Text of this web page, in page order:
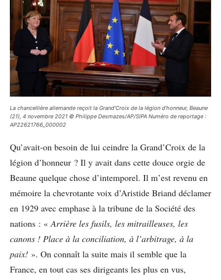
La chancellière allemande reçoit la Grand’Croix de la légion d’honneur, Beaune
(21), 4 novembre 2021 © Philippe Desmazes/AP/SIPA Numéro de reportage :
AP22621766_000002
Qu’avait-on besoin de lui ceindre la Grand’Croix de la
légion d’honneur ? Il y avait dans cette douce orgie de
Beaune quelque chose d’intemporel. Il m’est revenu en
mémoire la chevrotante voix d’Aristide Briand déclamer
en 1929 avec emphase à la tribune de la Société des
nations : « Arrière les fusils, les mitrailleuses, les
canons ! Place à la conciliation, à l’arbitrage, à la
paix! ». On connaît la suite mais il semble que la
France, en tout cas ses dirigeants les plus en vus,